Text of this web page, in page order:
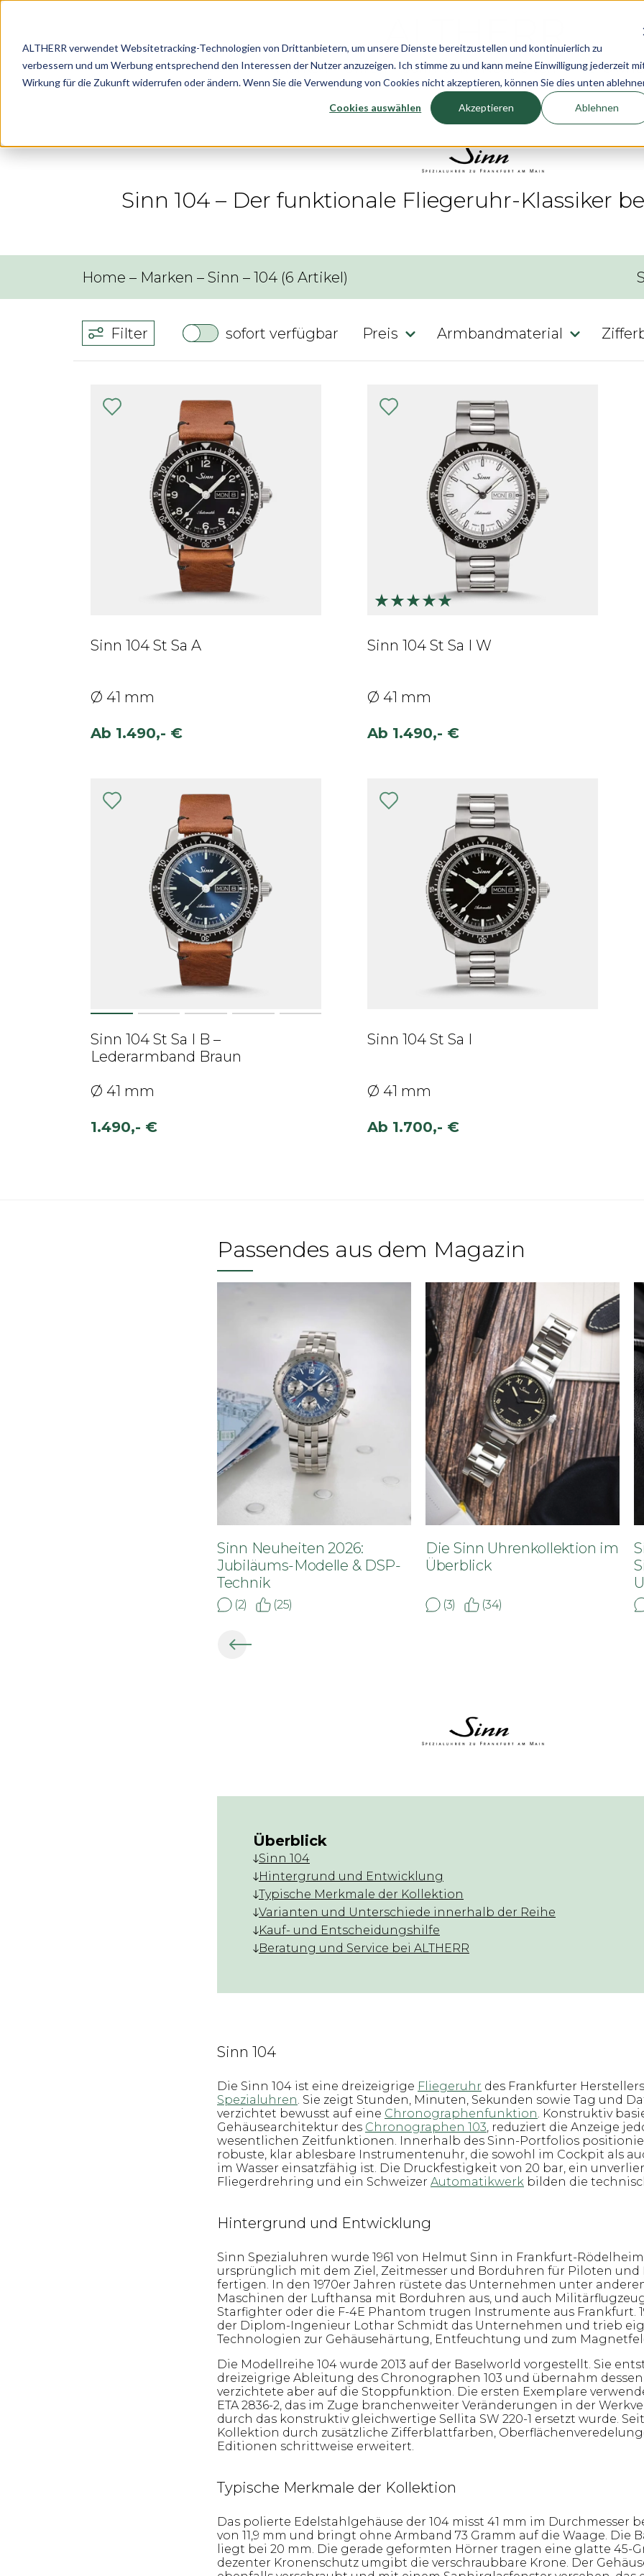
ALTHERR verwendet Websitetracking-Technologien von Drittanbietern, um unsere Dienste bereitzustellen und kontinuierlich zu
verbessern und um Werbung entsprechend den Interessen der Nutzer anzuzeigen. Ich stimme zu und kann meine Einwilligung jederzeit
Wirkung für die Zukunft widerrufen oder ändern. Wenn Sie die Verwendung von Cookies nicht akzeptieren, können Sie dies unten
Cookies auswählen Akzeptieren Ablehnen
Marken Uhren Schmuck Neuheiten Pre-
Sinn 104 – Der funktionale Fliegeruhr-Klassiker
Home – Marken – Sinn – 104 (6 Artikel)
Filter sofort verfügbar Preis Armbandmaterial
Sinn 104 St Sa A
Ø 41 mm
Ab 1.490,- €
Sinn 104 St Sa I W
Ø 41 mm
Ab 1.490,- €
Sinn 104 St Sa I B –
Lederarmband Braun
Ø 41 mm
1.490,- €
Sinn 104 St Sa I
Ø 41 mm
Ab 1.700,- €
Passendes aus dem Magazin
Sinn Neuheiten 2026:
Jubiläums-Modelle & DSP-
Technik
(2) (25)
Die Sinn Uhrenkollektion im
Überblick
(3) (34)
Überblick
Sinn 104
Hintergrund und Entwicklung
Typische Merkmale der Kollektion
Varianten und Unterschiede innerhalb der Reihe
Kauf- und Entscheidungshilfe
Beratung und Service bei ALTHERR
Sinn 104
Die Sinn 104 ist eine dreizeigrige Fliegeruhr des Frankfurter Herstellers
Spezialuhren . Sie zeigt Stunden, Minuten, Sekunden sowie Tag und
verzichtet bewusst auf eine Chronographenfunktion . Konstruktiv
Gehäusearchitektur des Chronographen 103 , reduziert die Anzeige
wesentlichen Zeitfunktionen. Innerhalb des Sinn-Portfolios
robuste, klar ablesbare Instrumentenuhr, die sowohl im Cockpit als
im Wasser einsatzfähig ist. Die Druckfestigkeit von 20 bar, ein
Fliegerdrehring und ein Schweizer Automatikwerk bilden die
Hintergrund und Entwicklung
Sinn Spezialuhren wurde 1961 von Helmut Sinn in Frankfurt-
ursprünglich mit dem Ziel, Zeitmesser und Borduhren für Piloten und
fertigen. In den 1970er Jahren rüstete das Unternehmen unter
Maschinen der Lufthansa mit Borduhren aus, und auch
Starfighter oder die F-4E Phantom trugen Instrumente aus Frankfurt.
der Diplom-Ingenieur Lothar Schmidt das Unternehmen und trieb
Technologien zur Gehäusehärtung, Entfeuchtung und zum
Die Modellreihe 104 wurde 2013 auf der Baselworld vorgestellt. Sie
dreizeigrige Ableitung des Chronographen 103 und übernahm dessen
verzichtete aber auf die Stoppfunktion. Die ersten Exemplare
ETA 2836-2, das im Zuge branchenweiter Veränderungen in der
durch das konstruktiv gleichwertige Sellita SW 220-1 ersetzt wurde.
Kollektion durch zusätzliche Zifferblattfarben,
Editionen schrittweise erweitert.
Typische Merkmale der Kollektion
Das polierte Edelstahlgehäuse der 104 misst 41 mm im Durchmesser
von 11,9 mm und bringt ohne Armband 73 Gramm auf die Waage. Die
liegt bei 20 mm. Die gerade geformten Hörner tragen eine glatte 45-
dezenter Kronenschutz umgibt die verschraubbare Krone. Der